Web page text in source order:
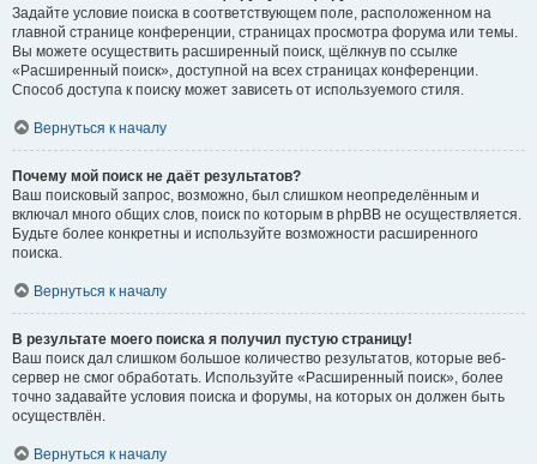
Задайте условие поиска в соответствующем поле, расположенном на
главной странице конференции, страницах просмотра форума или темы.
Вы можете осуществить расширенный поиск, щёлкнув по ссылке
«Расширенный поиск», доступной на всех страницах конференции.
Способ доступа к поиску может зависеть от используемого стиля.
Вернуться к началу
Почему мой поиск не даёт результатов?
Ваш поисковый запрос, возможно, был слишком неопределённым и
включал много общих слов, поиск по которым в phpBB не осуществляется.
Будьте более конкретны и используйте возможности расширенного
поиска.
Вернуться к началу
В результате моего поиска я получил пустую страницу!
Ваш поиск дал слишком большое количество результатов, которые веб-
сервер не смог обработать. Используйте «Расширенный поиск», более
точно задавайте условия поиска и форумы, на которых он должен быть
осуществлён.
Вернуться к началу